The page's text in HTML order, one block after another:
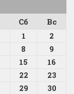
Сб
Вс
1
2
8
9
15
16
22
23
29
30